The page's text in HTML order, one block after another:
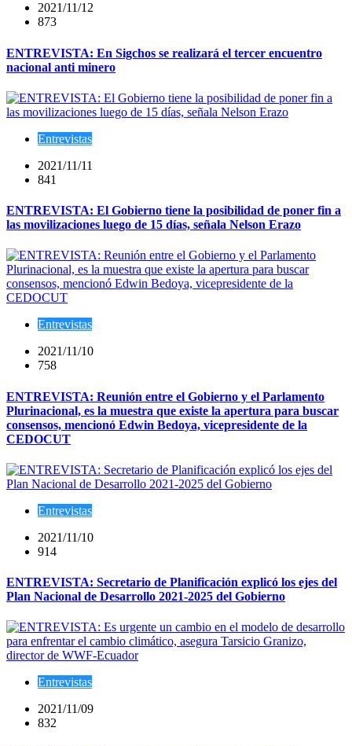
2021/11/12
873
ENTREVISTA: En Sigchos se realizará el tercer encuentro
nacional anti minero
Entrevistas
2021/11/11
841
ENTREVISTA: El Gobierno tiene la posibilidad de poner fin a
las movilizaciones luego de 15 días, señala Nelson Erazo
Entrevistas
2021/11/10
758
ENTREVISTA: Reunión entre el Gobierno y el Parlamento
Plurinacional, es la muestra que existe la apertura para buscar
consensos, mencionó Edwin Bedoya, vicepresidente de la
CEDOCUT
Entrevistas
2021/11/10
914
ENTREVISTA: Secretario de Planificación explicó los ejes del
Plan Nacional de Desarrollo 2021-2025 del Gobierno
Entrevistas
2021/11/09
832